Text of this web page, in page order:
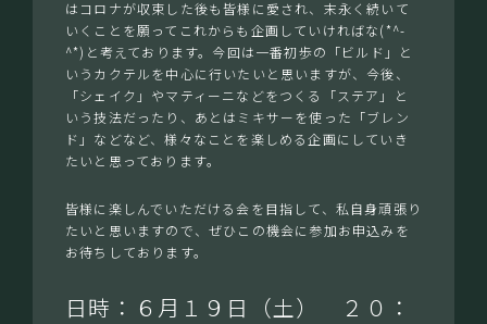
はコロナが収束した後も皆様に愛され、末永く続いて
いくことを願ってこれからも企画していければな(*^-
^*)と考えております。今回は一番初歩の「ビルド」と
いうカクテルを中心に行いたいと思いますが、今後、
「シェイク」やマティーニなどをつくる「ステア」と
いう技法だったり、あとはミキサーを使った「ブレン
ド」などなど、様々なことを楽しめる企画にしていき
たいと思っております。
皆様に楽しんでいただける会を目指して、私自身頑張り
たいと思いますので、ぜひこの機会に参加お申込みを
お待ちしております。
日時：６月１９日（土） ２０：